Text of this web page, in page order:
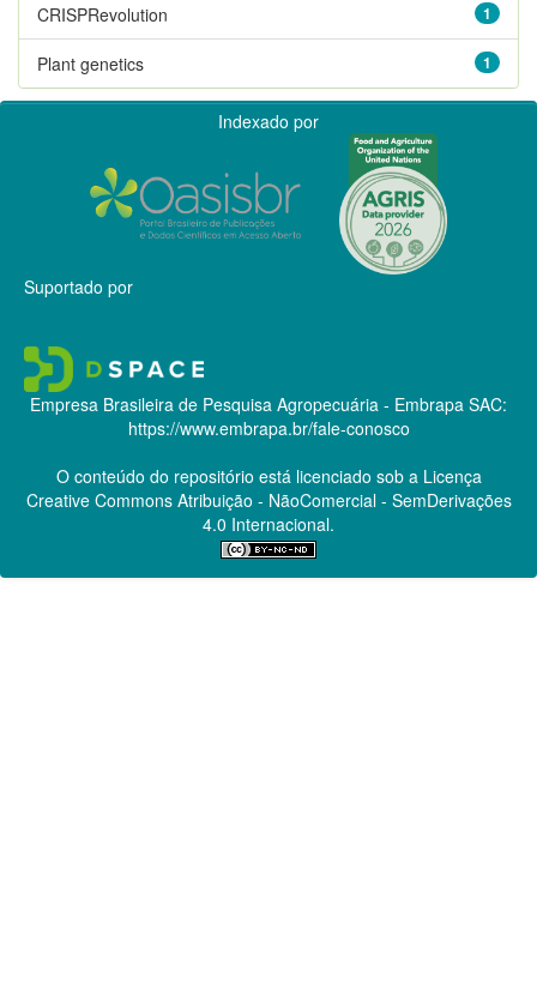
1
CRISPRevolution
1
Plant genetics
Indexado por
Suportado por
Empresa Brasileira de Pesquisa Agropecuária - Embrapa SAC:
https://www.embrapa.br/fale-conosco
O conteúdo do repositório está licenciado sob a Licença
Creative CommonsAtribuição - NãoComercial - SemDerivações
4.0 Internacional.